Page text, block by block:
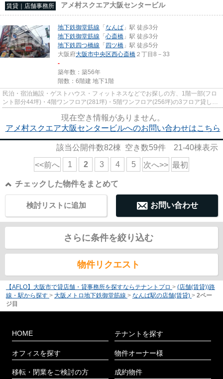
賃貸｜店舗事務所 アメ村スクエア大阪センタービル
地下鉄御堂筋線 「なんば 」駅 徒歩3分
地下鉄御堂筋線 「心斎橋 」駅 徒歩3分
地下鉄四つ橋線 「四ツ橋 」駅 徒歩5分
大阪府大阪市中央区西心斎橋 ２丁目8－33
-
築年数：築56年
階数：6階建 地下1階
民泊・宿泊施設・ゲストハウス・フィットネスなどでお探しの方、1階一部(フロ
ント部分44坪)・4階ワンフロア(281坪)・5階ワンフロア(256坪)の3フロア貸し。
専用エレベーター2基あります...
現在空き情報がありません。
アメ村スクエア大阪センタービルへのお問い合わせはこちら
該当公開件数82棟 空き数59件 21-40棟表示
<<前へ 1 2 3 4 5 次へ>> 最初
チェックした物件をまとめて
お問い合わせ
検討リストに追加
さらに条件を絞り込む
物件リクエスト
【AFLO】大阪市で貸店舗・貸事務所を探すならテナントプロ > (店舗(賃貸))路
線・駅から探す > 大阪メトロ地下鉄御堂筋線 > なんば駅の店舗(賃貸) > 2ペー
ジ目
HOME
オフィスを探す
移転・閉業をご検討の方
テナントを探す
物件オーナー様
成約物件